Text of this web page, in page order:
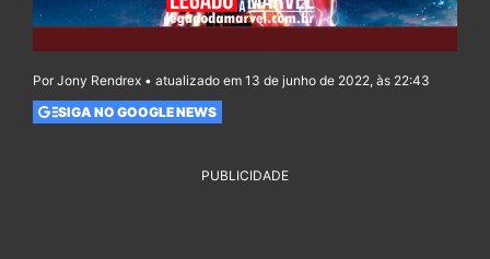
Por Jony Rendrex • atualizado em 13 de junho de 2022, às 22:43
SIGA NO GOOGLE NEWS
PUBLICIDADE